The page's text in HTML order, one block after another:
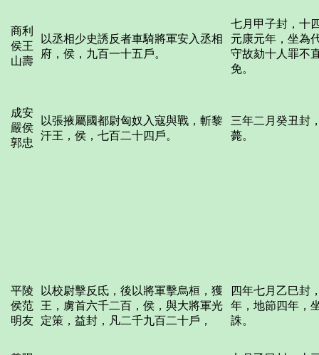
商利
侯王
山壽
以丞相少史誘反者車騎將軍安入丞相
府，侯，九百一十五戶。
七月甲子封，十
元康元年，坐為
守故劾十人罪不
免。
成安
嚴侯
郭忠
以張掖屬國都尉匈奴入寇與戰，斬黎
汗王，侯，七百二十四戶。
三年二月癸丑封
薨。
平陵
侯范
明友
以校尉擊反氐，後以將軍擊烏桓，獲
王，虜首六千二百，侯，與大將軍光
定策，益封，凡二千九百二十戶，
四年七月乙巳封
年，地節四年，
誅。